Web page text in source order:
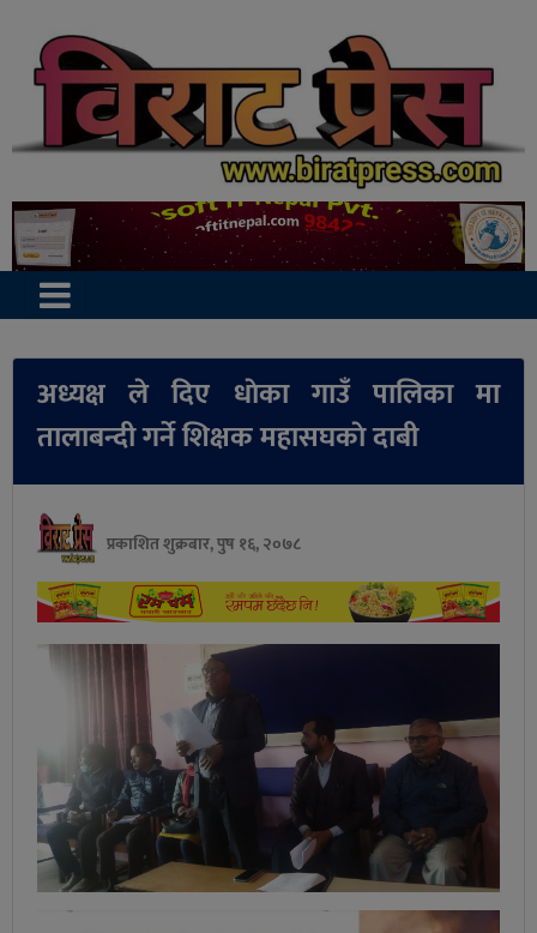
अध्यक्ष ले दिए धाेका गाउँ पालिका मा
तालाबन्दी गर्ने शिक्षक महासघकाे दाबी
प्रकाशित शुक्रबार, पुष १६, २०७८